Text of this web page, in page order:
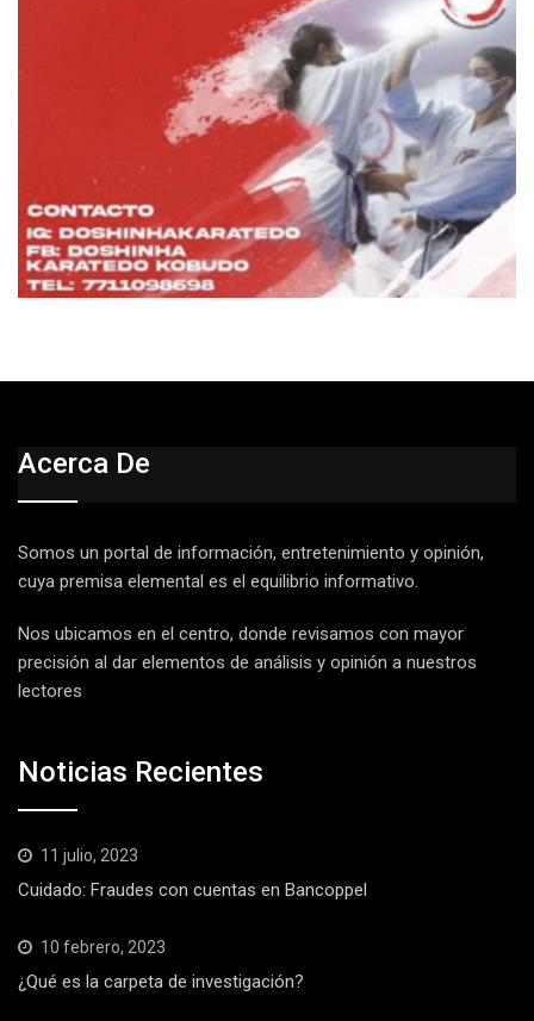
Acerca De
Somos un portal de información, entretenimiento y opinión,
cuya premisa elemental es el equilibrio informativo.
Nos ubicamos en el centro, donde revisamos con mayor
precisión al dar elementos de análisis y opinión a nuestros
lectores
Noticias Recientes
11 julio, 2023
Cuidado: Fraudes con cuentas en Bancoppel
10 febrero, 2023
¿Qué es la carpeta de investigación?